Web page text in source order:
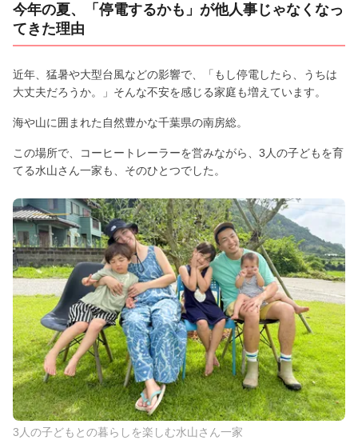
今年の夏、「停電するかも」が他人事じゃなくなっ
てきた理由
近年、猛暑や大型台風などの影響で、「もし停電したら、うちは
大丈夫だろうか。」そんな不安を感じる家庭も増えています。
海や山に囲まれた自然豊かな千葉県の南房総。
この場所で、コーヒートレーラーを営みながら、3人の子どもを育
てる水山さん一家も、そのひとつでした。
3人の子どもとの暮らしを楽しむ水山さん一家